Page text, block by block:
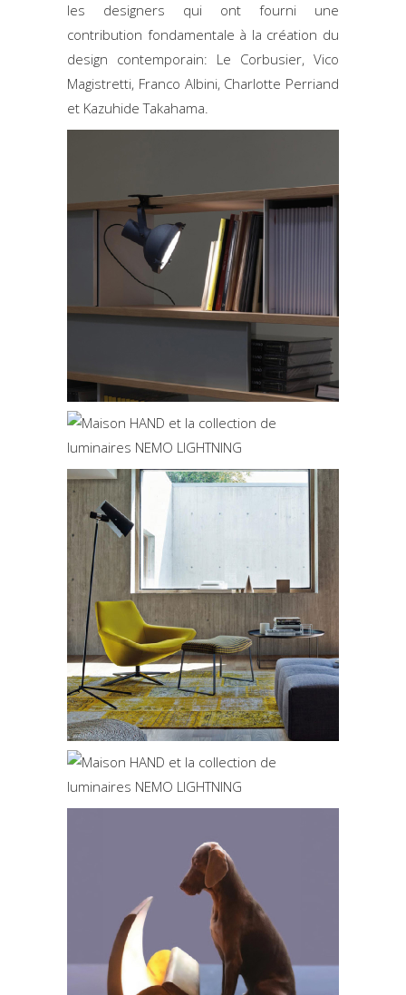
les designers qui ont fourni une
contribution fondamentale à la création du
design contemporain: Le Corbusier, Vico
Magistretti, Franco Albini, Charlotte Perriand
et Kazuhide Takahama.